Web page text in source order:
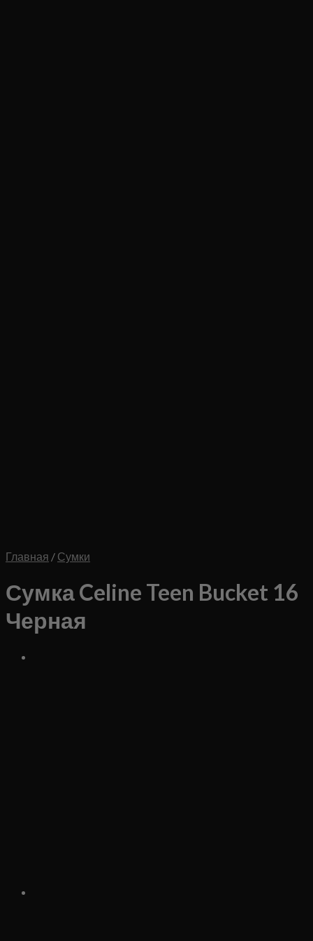
Главная / Сумки
Сумка Celine Teen Bucket 16
Черная